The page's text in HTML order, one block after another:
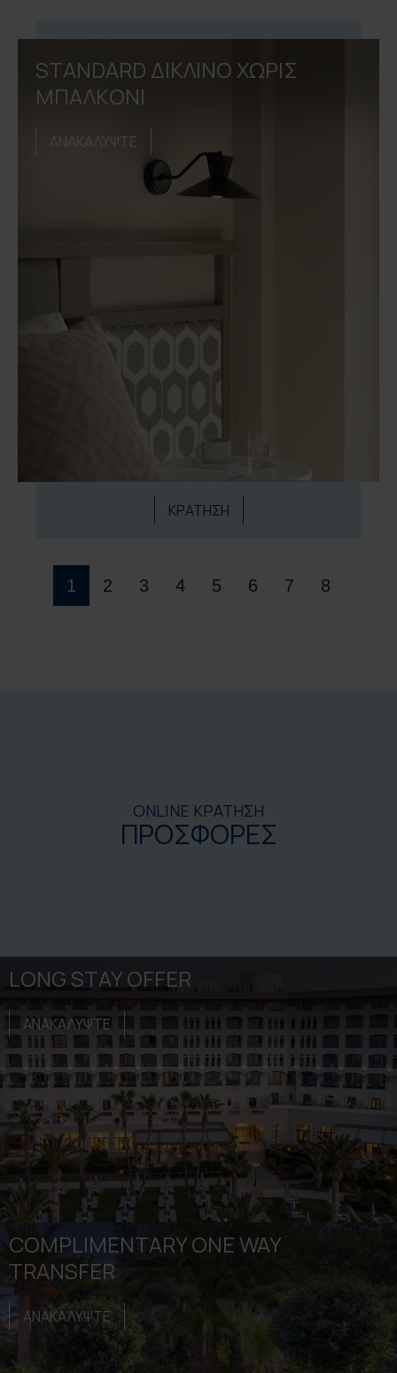
STANDARD ΔΙΚΛΙΝΟ ΧΩΡIΣ
ΜΠΑΛΚOΝΙ
ΑΝΑΚΑΛΥΨΤΕ
ΚΡΑΤΗΣΗ
LONG STAY OFFER
ΑΝΑΚΑΛΥΨΤΕ
ONLINE ΚΡΑΤΗΣΗ
ΠΡΟΣΦΟΡΕΣ
COMPLIMENTARY ONE WAY
TRANSFER
ΑΝΑΚΑΛΥΨΤΕ